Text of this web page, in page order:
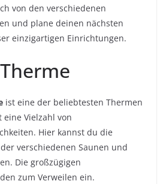
von den verschiedenen
und plane deinen nächsten
einzigartigen Einrichtungen.
ist eine der beliebtesten Thermen
Vielzahl von
Hier kannst du die
verschiedenen Saunen und
Die großzügigen
zum Verweilen ein.